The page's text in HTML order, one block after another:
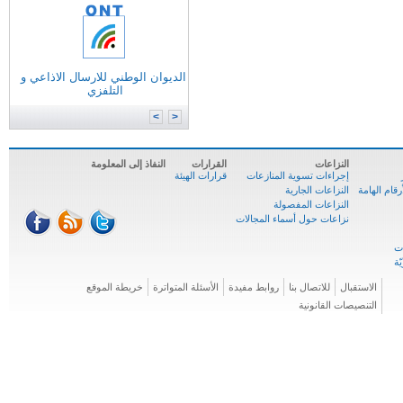
تكنولوجيات الاتصال
الديوان الوطني للارسال الاذاعي و
التلفزي
الهامة
النزاعات
إجراءات تسوية المنازعات
النزاعات الجارية
النزاعات المفصولة
نزاعات حول أسماء المجالات
القرارات
قرارات الهيئة
النفاذ إلى المعلومة
الاستقبال للاتصال بنا روابط مفيدة الأسئلة المتواترة
خريطة الموقع
التنصيصات القانونية